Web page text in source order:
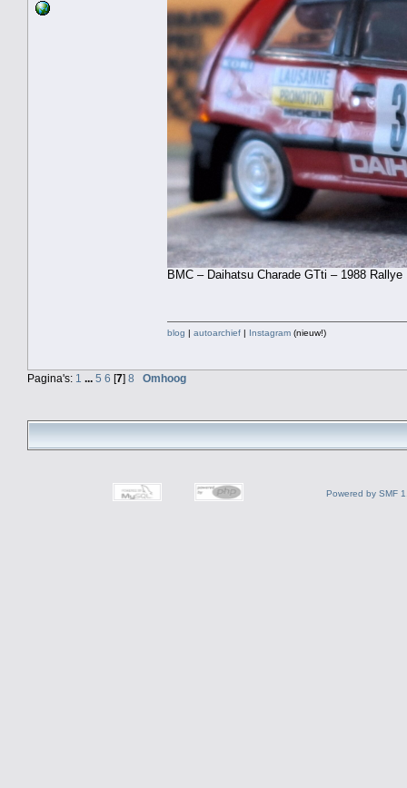
BMC – Daihatsu Charade GTti – 1988
blog | autoarchief | Instagram (nieuw!)
Pagina's: 1 ... 5 6 [7] 8 Omhoog
Powered by SMF